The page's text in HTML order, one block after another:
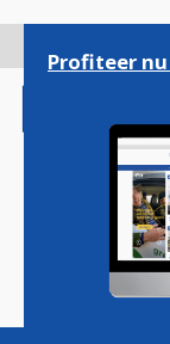
gaan
Magazine
Profiteer